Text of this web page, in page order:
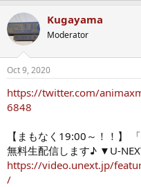
r
Kugayama
Moderator
Oct 9, 2020
https://twitter.com/
6848
【まもなく19:00～！！】
無料生配信します♪ ▼U-
https://video.unext.jp/
/